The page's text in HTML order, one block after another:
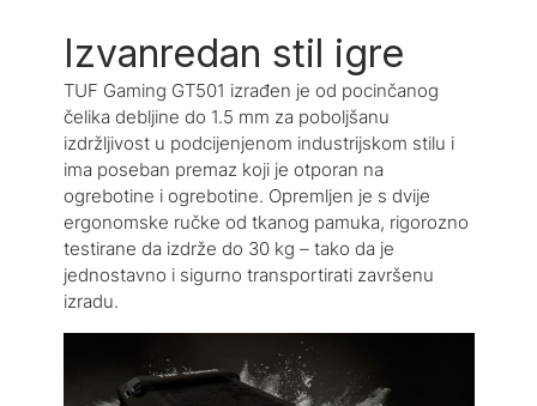
Izvanredan stil igre
TUF Gaming GT501 izrađen je od pocinčanog
čelika debljine do 1.5 mm za poboljšanu
izdržljivost u podcijenjenom industrijskom stilu i
ima poseban premaz koji je otporan na
ogrebotine i ogrebotine. Opremljen je s dvije
ergonomske ručke od tkanog pamuka, rigorozno
testirane da izdrže do 30 kg – tako da je
jednostavno i sigurno transportirati završenu
izradu.